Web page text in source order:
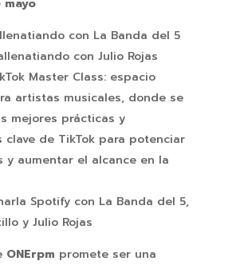
mayo
con La Banda del 5
con Julio Rojas
Master Class: espacio
artistas musicales, donde se
mejores prácticas y
clave de TikTok para potenciar
y aumentar el alcance en la
Spotify con La Banda del 5,
y Julio Rojas
ONErpm promete ser una